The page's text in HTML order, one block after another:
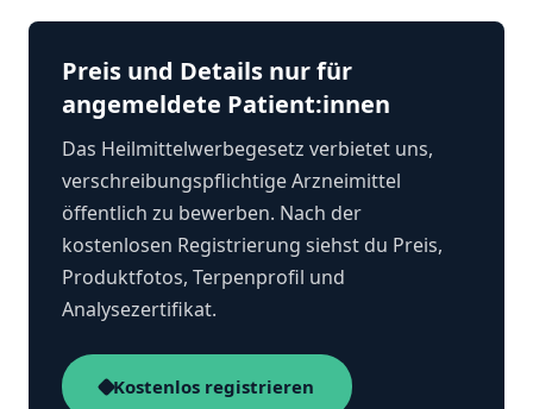
Preis und Details nur für
angemeldete Patient:innen
Das Heilmittelwerbegesetz verbietet uns,
verschreibungspflichtige Arzneimittel
öffentlich zu bewerben. Nach der
kostenlosen Registrierung siehst du Preis,
Produktfotos, Terpenprofil und
Analysezertifikat.
Kostenlos registrieren